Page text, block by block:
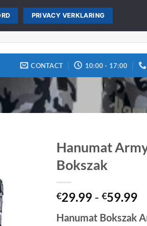
CONTACT 10:00 - 17:00
Hanumat
Bokszak
€29.99 - €59.99
Hanumat Bokszak
PRIVACY VERKLARING